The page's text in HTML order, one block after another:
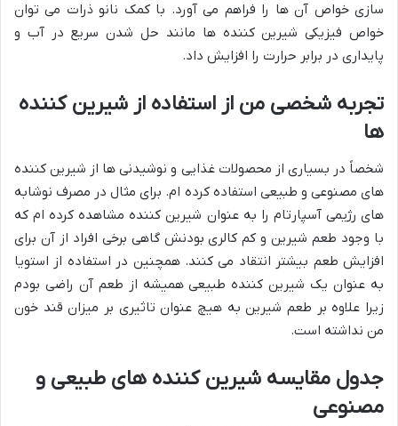
سازی خواص آن ها را فراهم می آورد. با کمک نانو ذرات می توان
خواص فیزیکی شیرین کننده ها مانند حل شدن سریع در آب و
پایداری در برابر حرارت را افزایش داد.
تجربه شخصی من از استفاده از شیرین کننده
ها
شخصاً در بسیاری از محصولات غذایی و نوشیدنی ها از شیرین کننده
های مصنوعی و طبیعی استفاده کرده ام. برای مثال در مصرف نوشابه
های رژیمی آسپارتام را به عنوان شیرین کننده مشاهده کرده ام که
با وجود طعم شیرین و کم کالری بودنش گاهی برخی افراد از آن برای
افزایش طعم بیشتر انتقاد می کنند. همچنین در استفاده از استویا
به عنوان یک شیرین کننده طبیعی همیشه از طعم آن راضی بودم
زیرا علاوه بر طعم شیرین به هیچ عنوان تاثیری بر میزان قند خون
من نداشته است.
جدول مقایسه شیرین کننده های طبیعی و
مصنوعی